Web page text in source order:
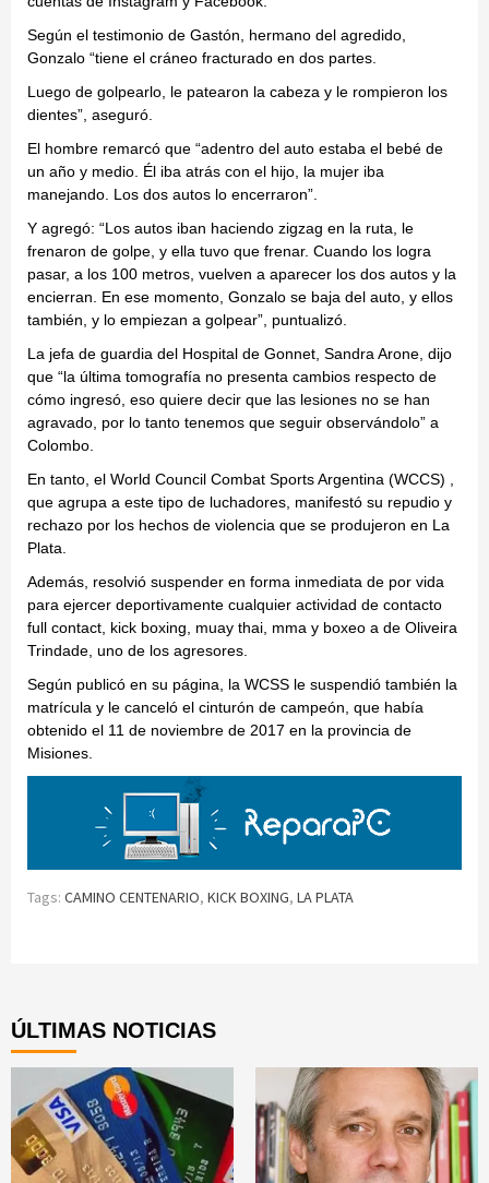
Según el testimonio de Gastón, hermano del agredido,
Gonzalo “tiene el cráneo fracturado en dos partes.
Luego de golpearlo, le patearon la cabeza y le rompieron los
dientes”, aseguró.
El hombre remarcó que “adentro del auto estaba el bebé de
un año y medio. Él iba atrás con el hijo, la mujer iba
manejando. Los dos autos lo encerraron”.
Y agregó: “Los autos iban haciendo zigzag en la ruta, le
frenaron de golpe, y ella tuvo que frenar. Cuando los logra
pasar, a los 100 metros, vuelven a aparecer los dos autos y la
encierran. En ese momento, Gonzalo se baja del auto, y ellos
también, y lo empiezan a golpear”, puntualizó.
La jefa de guardia del Hospital de Gonnet, Sandra Arone, dijo
que “la última tomografía no presenta cambios respecto de
cómo ingresó, eso quiere decir que las lesiones no se han
agravado, por lo tanto tenemos que seguir observándolo” a
Colombo.
En tanto, el World Council Combat Sports Argentina (WCCS) ,
que agrupa a este tipo de luchadores, manifestó su repudio y
rechazo por los hechos de violencia que se produjeron en La
Plata.
Además, resolvió suspender en forma inmediata de por vida
para ejercer deportivamente cualquier actividad de contacto
full contact, kick boxing, muay thai, mma y boxeo a de Oliveira
Trindade, uno de los agresores.
Según publicó en su página, la WCSS le suspendió también la
matrícula y le canceló el cinturón de campeón, que había
obtenido el 11 de noviembre de 2017 en la provincia de
Misiones.
Tags: CAMINO CENTENARIO, KICK BOXING, LA PLATA
ÚLTIMAS NOTICIAS